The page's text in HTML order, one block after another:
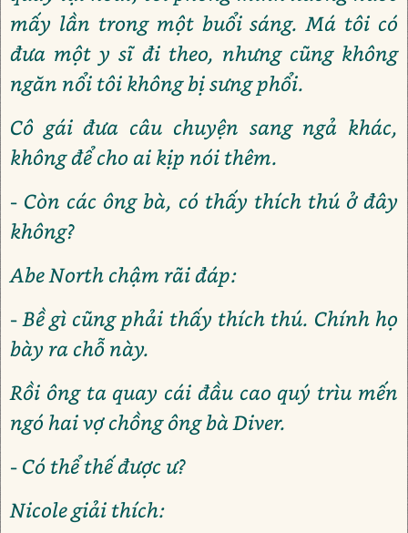
mấy lần trong một buổi sáng. Má tôi có
đưa một y sĩ đi theo, nhưng cũng không
ngăn nổi tôi không bị sưng phổi.
Cô gái đưa câu chuyện sang ngả khác,
không để cho ai kịp nói thêm.
- Còn các ông bà, có thấy thích thú ở đây
không?
Abe North chậm rãi đáp:
- Bề gì cũng phải thấy thích thú. Chính họ
bày ra chỗ này.
Rồi ông ta quay cái đầu cao quý trìu mến
ngó hai vợ chồng ông bà Diver.
- Có thể thế được ư?
Nicole giải thích: